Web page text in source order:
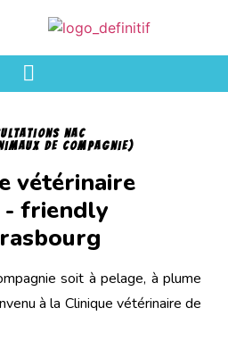
nac
de compagnie)
vétérinaire
- friendly
soit à pelage, à plume
à la Clinique vétérinaire de